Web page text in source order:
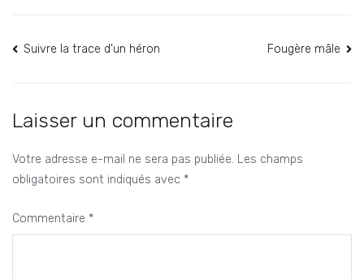
Navigation
l’article
Suivre la trace d’un héron Fougère mâle
Laisser un commentaire
Votre adresse e-mail ne sera pas publiée. Les champs
obligatoires sont indiqués avec *
Commentaire *